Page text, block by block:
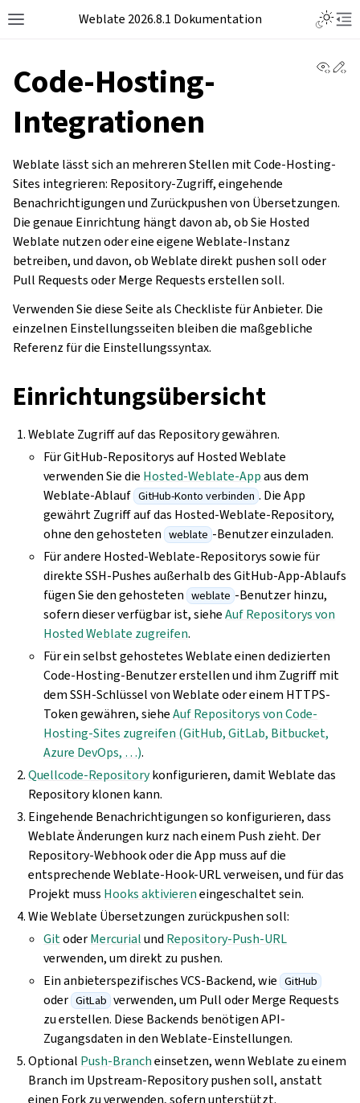
Weblate 2026.8.1 Dokumentation
Code-Hosting-
Integrationen
Weblate lässt sich an mehreren Stellen mit Code-Hosting-
Sites integrieren: Repository-Zugriff, eingehende
Benachrichtigungen und Zurückpushen von Übersetzungen.
Die genaue Einrichtung hängt davon ab, ob Sie Hosted
Weblate nutzen oder eine eigene Weblate-Instanz
betreiben, und davon, ob Weblate direkt pushen soll oder
Pull Requests oder Merge Requests erstellen soll.
Verwenden Sie diese Seite als Checkliste für Anbieter. Die
einzelnen Einstellungsseiten bleiben die maßgebliche
Referenz für die Einstellungssyntax.
Einrichtungsübersicht
Weblate Zugriff auf das Repository gewähren.
Für GitHub-Repositorys auf Hosted Weblate
verwenden Sie die Hosted-Weblate-Appaus dem
Weblate-Ablauf GitHub-Konto verbinden . Die App
gewährt Zugriff auf das Hosted-Weblate-Repository,
ohne den gehosteten weblate -Benutzer einzuladen.
Für andere Hosted-Weblate-Repositorys sowie für
direkte SSH-Pushes außerhalb des GitHub-App-Ablaufs
fügen Sie den gehosteten weblate -Benutzer hinzu,
sofern dieser verfügbar ist, sieheAuf Repositorys von
Hosted Weblate zugreifen.
Für ein selbst gehostetes Weblate einen dedizierten
Code-Hosting-Benutzer erstellen und ihm Zugriff mit
dem SSH-Schlüssel von Weblate oder einem HTTPS-
Token gewähren, sieheAuf Repositorys von Code-
Hosting-Sites zugreifen (GitHub, GitLab, Bitbucket,
Azure DevOps, …).
Quellcode-Repositorykonfigurieren, damit Weblate das
Repository klonen kann.
Eingehende Benachrichtigungen so konfigurieren, dass
Weblate Änderungen kurz nach einem Push zieht. Der
Repository-Webhook oder die App muss auf die
entsprechende Weblate-Hook-URL verweisen, und für das
Projekt muss Hooks aktiviereneingeschaltet sein.
Wie Weblate Übersetzungen zurückpushen soll:
GitoderMercurialund Repository-Push-URL
verwenden, um direkt zu pushen.
Ein anbieterspezifisches VCS-Backend, wie GitHub
oder GitLab verwenden, um Pull oder Merge Requests
zu erstellen. Diese Backends benötigen API-
Zugangsdaten in den Weblate-Einstellungen.
Optional Push-Brancheinsetzen, wenn Weblate zu einem
Branch im Upstream-Repository pushen soll, anstatt
einen Fork zu verwenden, sofern unterstützt.